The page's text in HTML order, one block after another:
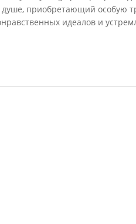
приобретающий особую
идеалов и